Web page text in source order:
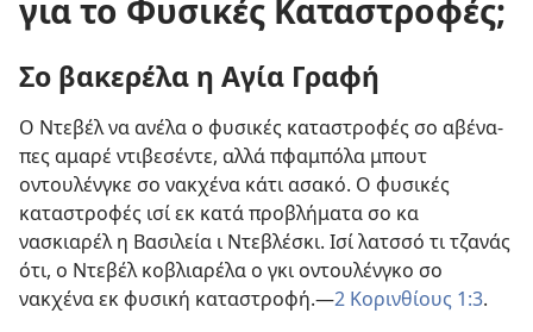
για το Φυσικές Καταστροφές;
Σο βακερέλα η Αγία Γραφή
Ο Ντεβέλ να ανέλα ο φυσικές καταστροφές σο αβένα-
πες αμαρέ ντιβεσέντε, αλλά πφαμπόλα μπουτ
οντουλένγκε σο νακχένα κάτι ασακό. Ο φυσικές
καταστροφές ισί εκ κατά προβλήματα σο κα
νασκιαρέλ η Βασιλεία ι Ντεβλέσκι. Ισί λατσσό τι τζανάς
ότι, ο Ντεβέλ κοβλιαρέλα ο γκι οντουλένγκο σο
νακχένα εκ φυσική καταστροφή.​—2 Κορινθίους 1:3.